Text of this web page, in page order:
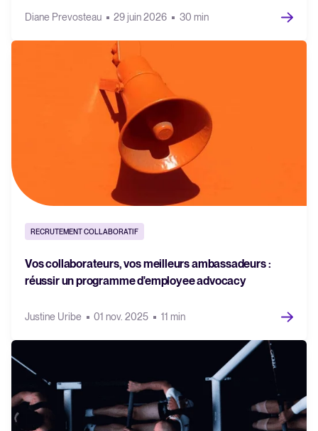
Diane Prevosteau 29 juin 2026 30 min
RECRUTEMENT COLLABORATIF
Vos collaborateurs, vos meilleurs ambassadeurs :
réussir un programme d'employee advocacy
Justine Uribe 01 nov. 2025 11 min